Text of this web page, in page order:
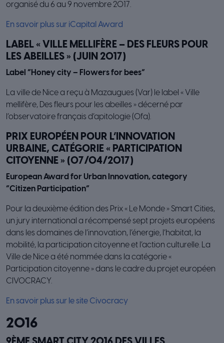
organisé du 6 au 9 novembre 2017.
En savoir plus sur iCapital Award
LABEL « VILLE MELLIFÈRE – DES FLEURS POUR
LES ABEILLES » (JUIN 2017)
Label “Honey city – Flowers for bees”
La ville de Nice a reçu à Mazaugues (Var) le label « Ville
mellifère, Des fleurs pour les abeilles » décerné par
l’observatoire français d’apitologie (Ofa).
PRIX EUROPÉEN POUR L’INNOVATION
URBAINE, CATÉGORIE « PARTICIPATION
CITOYENNE » (07/04/2017)
European Award for Urban Innovation, category
“Citizen Participation”
Pour la deuxième édition des Prix « Le Monde » Smart Cities,
un jury international a récompensé sept projets européens
dans les domaines de l’innovation, l’énergie, l’habitat, la
mobilité, la participation citoyenne et l’action culturelle. La
Ville de Nice a été nommée dans la catégorie «
Participation citoyenne » dans le cadre du projet européen
CIVOCRACY.
En savoir plus sur le site Civocracy
2016